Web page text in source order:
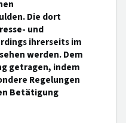
Die dort
und
ihrerseits im
werden. Dem
getragen, indem
Regelungen
Betätigung